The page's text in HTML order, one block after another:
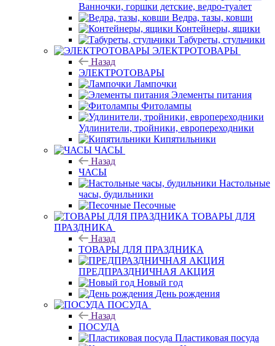
Ванночки, горшки детские, ведро-туалет
Ведра, тазы, ковши
Контейнеры, ящики
Табуреты, стульчики
ЭЛЕКТРОТОВАРЫ
Назад
ЭЛЕКТРОТОВАРЫ
Лампочки
Элементы питания
Фитолампы
Удлинители, тройники, европереходники
Кипятильники
ЧАСЫ
Назад
ЧАСЫ
Настольные
часы, будильники
Песочные
ТОВАРЫ ДЛЯ
ПРАЗДНИКА
Назад
ТОВАРЫ ДЛЯ ПРАЗДНИКА
ПРЕДПРАЗДНИЧНАЯ АКЦИЯ
Новый год
День рождения
ПОСУДА
Назад
ПОСУДА
Пластиковая посуда